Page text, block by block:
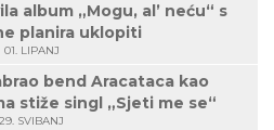
album „Mogu, al’ neću“ s
planira uklopiti
01. LIPANJ
bend Aracataca kao
stiže singl „Sjeti me se“
29. SVIBANJ